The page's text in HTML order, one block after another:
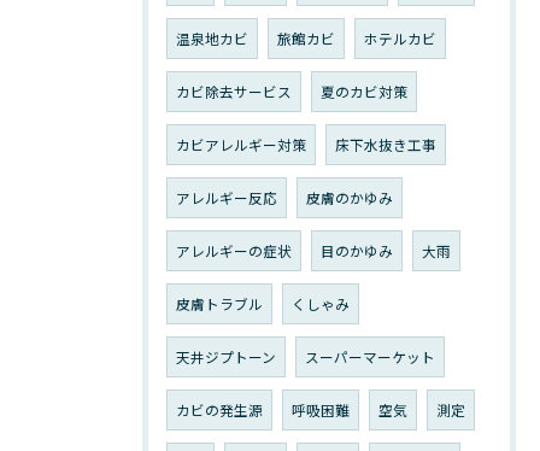
温泉地カビ 旅館カビ ホテルカビ
カビ除去サービス 夏のカビ対策
カビアレルギー対策 床下水抜き工事
アレルギー反応 皮膚のかゆみ
アレルギーの症状 目のかゆみ 大雨
皮膚トラブル くしゃみ
天井ジプトーン スーパーマーケット
カビの発生源 呼吸困難 空気 測定